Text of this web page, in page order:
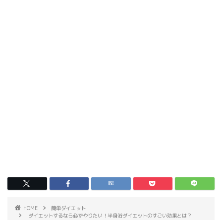
HOME
簡単ダイエット
ダイエットするなら必ずやりたい！半身浴ダイエットのすごい効果とは？